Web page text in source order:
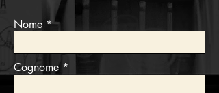
Nome
Cognome